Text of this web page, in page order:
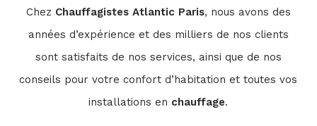
Chez Chauffagistes Atlantic Paris, nous avons des
années d’expérience et des milliers de nos clients
sont satisfaits de nos services, ainsi que de nos
conseils pour votre confort d’habitation et toutes vos
installations en chauffage.